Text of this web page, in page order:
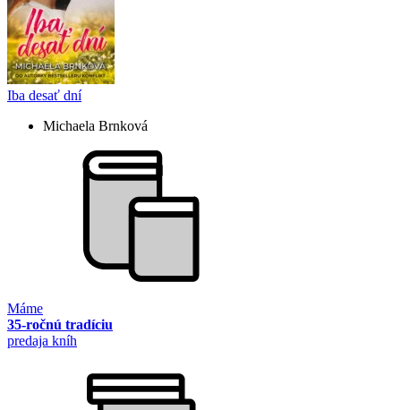
Iba desať dní
Michaela Brnková
Máme
35-ročnú tradíciu
predaja kníh